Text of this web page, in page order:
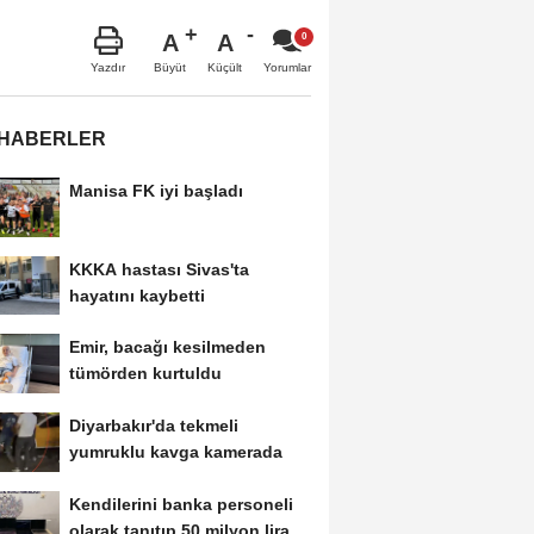
Yazdır
A
Büyüt
A
Küçült Yorumlar
Manisa FK iyi başladı
KKKA hastası Sivas'ta
hayatını kaybetti
Emir, bacağı kesilmeden
tümörden kurtuldu
Diyarbakır'da tekmeli
yumruklu kavga kamerada
Kendilerini banka personeli